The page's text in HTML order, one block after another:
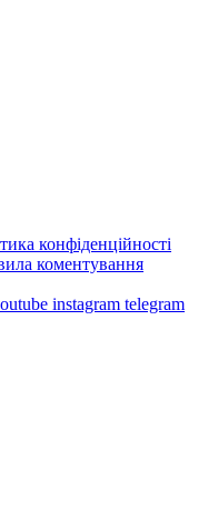
конфіденційності
коментування
instagram telegram